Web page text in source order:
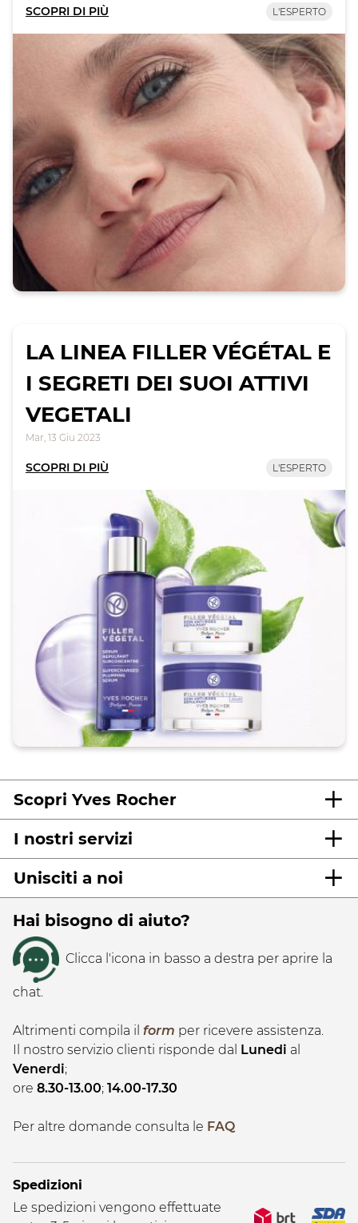
SCOPRI DI PIÙ L'ESPERTO
LA LINEA FILLER VÉGÉTAL E
I SEGRETI DEI SUOI ATTIVI
VEGETALI
Mar, 13 Giu 2023
SCOPRI DI PIÙ L'ESPERTO
Scopri Yves Rocher
I nostri servizi
Unisciti a noi
Hai bisogno di aiuto?
Clicca l'icona in basso a destra per aprire la
chat.
Altrimenti compila il form per ricevere assistenza.
Il nostro servizio clienti risponde dal
Lunedi al
Venerdi;
ore 8.30-13.00; 14.00-17.30
Per altre domande consulta le FAQ
Spedizioni
Le spedizioni vengono effettuate